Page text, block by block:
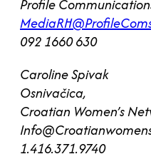
Profile
092 1660 630
Caroline Spivak
Osnivačica,
Croatian Women’s
1.416.371.9740